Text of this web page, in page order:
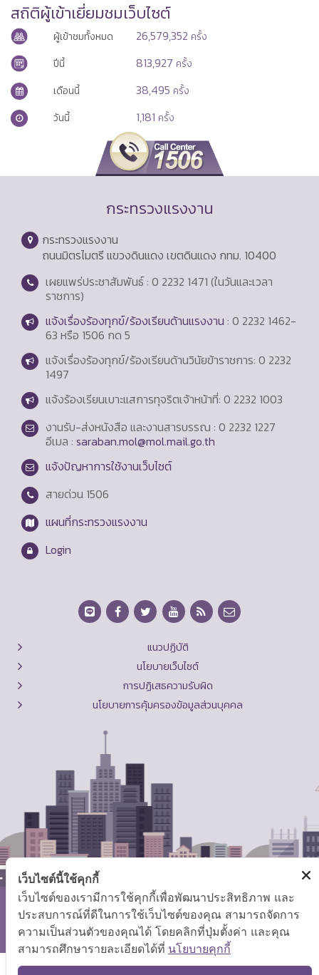
สถิติผู้เข้าเยี่ยมชมเว็บไซต์
ผู้เข้าชมทั้งหมด 26,579,352 ครั้ง
ปีนี้
813,927 ครั้ง
เดือนนี้
38,495 ครั้ง
วันนี้
1,181 ครั้ง
กระทรวงแรงงาน
กระทรวงแรงงาน
ถนนมิตรไมตรี แขวงดินแดง เขตดินแดง กทม. 10400
เผยแพร่ประชาสัมพันธ์ : 0 2232 1471 (ในวันและเวลา
ราชการ)
แจ้งเรื่องร้องทุกข์/ร้องเรียนด้านแรงงาน : 0 2232 1462-
63 หรือ 1506 กด 5
แจ้งเรื่องร้องทุกข์/ร้องเรียนด้านวินัยข้าราชการ: 0 2232
1497
แจ้งร้องเรียนเบาะแสการทุจริตเจ้าหน้าที่: 0 2232 1003
งานรับ-ส่งหนังสือ และงานสารบรรณ : 0 2232 1227
อีเมล : saraban.mol@mol.mail.go.th
แจ้งปัญหาการใช้งานเว็บไซต์
สายด่วน 1506
แผนที่กระทรวงแรงงาน
Login
แนวปฏิบัติ
นโยบายเว็บไซต์
การปฏิเสธความรับผิด
นโยบายการคุ้มครองข้อมูลส่วนบุคคล
สงวนลิขสิทธิ์ © 2569 กระทรวงแรงงาน
แผนผังเว็บไซต์| คำถามที่พบบ่อย
TOP
เว็บไซต์นี้ใช้คุกกี้
เว็บไซต์ของเรามีการใช้คุกกี้เพื่อพัฒนาประสิทธิภาพ และ
ประสบการณ์ที่ดีในการใช้เว็บไซต์ของคุณ สามารถจัดการ
ความเป็นส่วนตัวของคุณได้ โดยคลิกที่ปุ่มตั้งค่า และคุณ
สามารถศึกษารายละเอียดได้ที่ นโยบายคุกกี้